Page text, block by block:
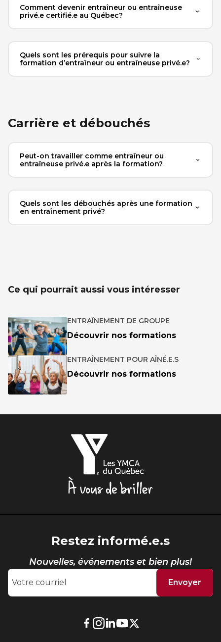
Comment devenir entraîneur ou entraîneuse
privé.e certifié.e au Québec?
Quels sont les prérequis pour suivre la
formation d’entraîneur ou entraîneuse privé.e?
Carrière et débouchés
Peut-on travailler comme entraîneur ou
entraîneuse privé.e après la formation?
Quels sont les débouchés après une formation
en entraînement privé?
Ce qui pourrait aussi vous intéresser
Découvrir nos formations
ENTRAÎNEMENT DE GROUPE
Découvrir nos formations
ENTRAÎNEMENT POUR AÎNÉ.E.S
Restez informé.e.s
Nouvelles, événements et bien plus!
Envoyer
LienLienLienLien